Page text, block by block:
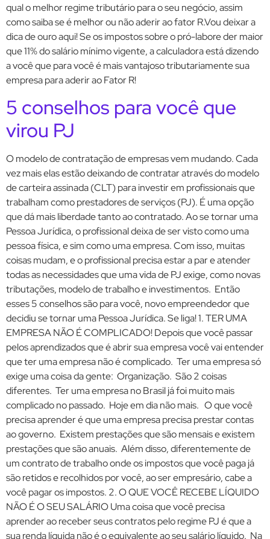
qual o melhor regime tributário para o seu negócio, assim
como saiba se é melhor ou não aderir ao fator R.Vou deixar a
dica de ouro aqui! Se os impostos sobre o pró-labore der maior
que 11% do salário mínimo vigente, a calculadora está dizendo
a você que para você é mais vantajoso tributariamente sua
empresa para aderir ao Fator R!
5 conselhos para você que
virou PJ
O modelo de contratação de empresas vem mudando. Cada
vez mais elas estão deixando de contratar através do modelo
de carteira assinada (CLT) para investir em profissionais que
trabalham como prestadores de serviços (PJ). É uma opção
que dá mais liberdade tanto ao contratado. Ao se tornar uma
Pessoa Jurídica, o profissional deixa de ser visto como uma
pessoa física, e sim como uma empresa. Com isso, muitas
coisas mudam, e o profissional precisa estar a par e atender
todas as necessidades que uma vida de PJ exige, como novas
tributações, modelo de trabalho e investimentos. Então
esses 5 conselhos são para você, novo empreendedor que
decidiu se tornar uma Pessoa Jurídica. Se liga! 1. TER UMA
EMPRESA NÃO É COMPLICADO! Depois que você passar
pelos aprendizados que é abrir sua empresa você vai entender
que ter uma empresa não é complicado. Ter uma empresa só
exige uma coisa da gente: Organização. São 2 coisas
diferentes. Ter uma empresa no Brasil já foi muito mais
complicado no passado. Hoje em dia não mais. O que você
precisa aprender é que uma empresa precisa prestar contas
ao governo. Existem prestações que são mensais e existem
prestações que são anuais. Além disso, diferentemente de
um contrato de trabalho onde os impostos que você paga já
são retidos e recolhidos por você, ao ser empresário, cabe a
você pagar os impostos. 2. O QUE VOCÊ RECEBE LÍQUIDO
NÃO É O SEU SALÁRIO Uma coisa que você precisa
aprender ao receber seus contratos pelo regime PJ é que a
sua renda líquida não é o equivalente ao seu salário líquido. Na